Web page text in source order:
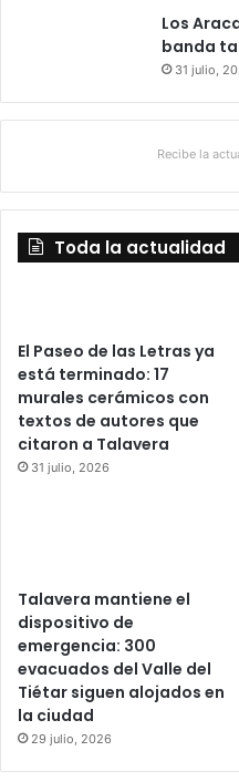
Los
banda
31 julio,
Recibe la
Toda la actualidad
El Paseo de las Letras ya
está terminado: 17
murales cerámicos con
textos de autores que
citaron a Talavera
31 julio, 2026
Talavera mantiene el
dispositivo de
emergencia: 300
evacuados del Valle del
Tiétar siguen alojados en
la ciudad
29 julio, 2026